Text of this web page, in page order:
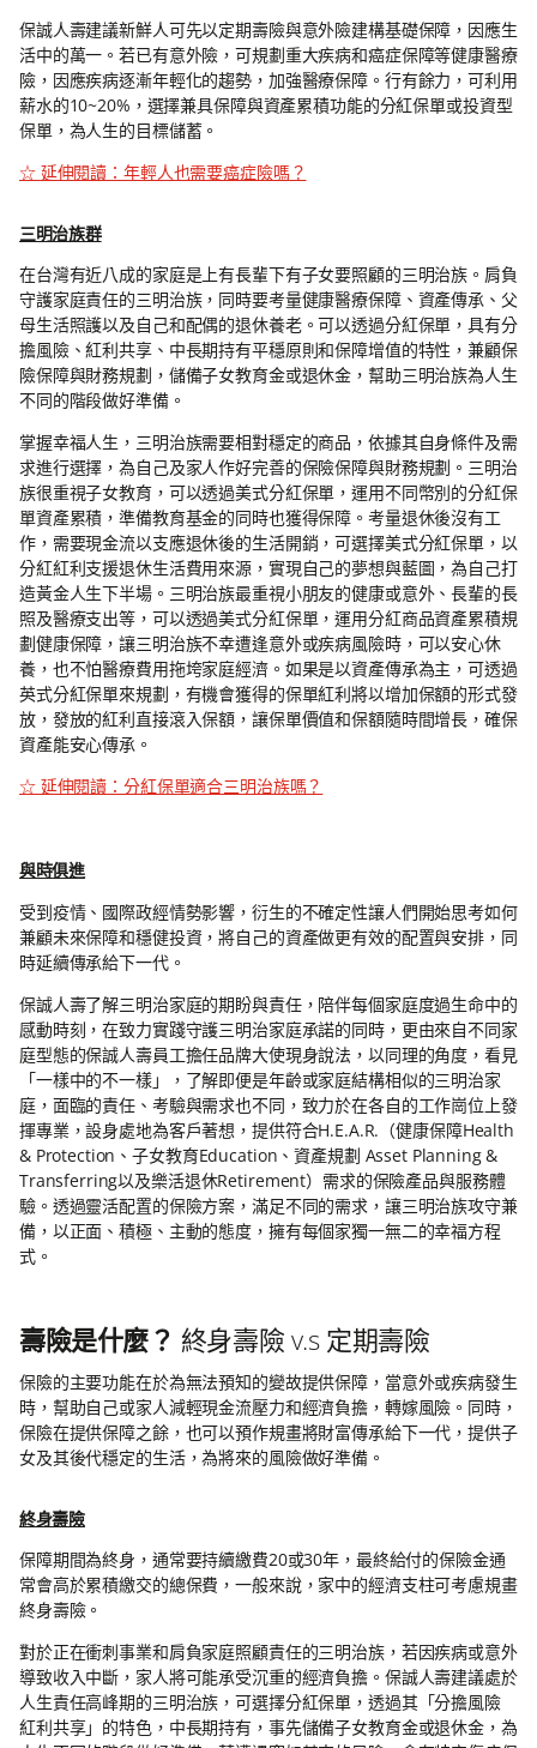
保誠人壽建議新鮮人可先以定期壽險與意外險建構基礎保障，因應生
活中的萬一。若已有意外險，可規劃重大疾病和癌症保障等健康醫療
險，因應疾病逐漸年輕化的趨勢，加強醫療保障。行有餘力，可利用
薪水的10~20%，選擇兼具保障與資產累積功能的分紅保單或投資型
保單，為人生的目標儲蓄。
☆ 延伸閱讀：年輕人也需要癌症險嗎？
三明治族群
在台灣有近八成的家庭是上有長輩下有子女要照顧的三明治族。肩負
守護家庭責任的三明治族，同時要考量健康醫療保障、資產傳承、父
母生活照護以及自己和配偶的退休養老。可以透過分紅保單，具有分
擔風險、紅利共享、中長期持有平穩原則和保障增值的特性，兼顧保
險保障與財務規劃，儲備子女教育金或退休金，幫助三明治族為人生
不同的階段做好準備。
掌握幸福人生，三明治族需要相對穩定的商品，依據其自身條件及需
求進行選擇，為自己及家人作好完善的保險保障與財務規劃。三明治
族很重視子女教育，可以透過美式分紅保單，運用不同幣別的分紅保
單資產累積，準備教育基金的同時也獲得保障。考量退休後沒有工
作，需要現金流以支應退休後的生活開銷，可選擇美式分紅保單，以
分紅紅利支援退休生活費用來源，實現自己的夢想與藍圖，為自己打
造黃金人生下半場。三明治族最重視小朋友的健康或意外、長輩的長
照及醫療支出等，可以透過美式分紅保單，運用分紅商品資產累積規
劃健康保障，讓三明治族不幸遭逢意外或疾病風險時，可以安心休
養，也不怕醫療費用拖垮家庭經濟。如果是以資產傳承為主，可透過
英式分紅保單來規劃，有機會獲得的保單紅利將以增加保額的形式發
放，發放的紅利直接滾入保額，讓保單價值和保額隨時間增長，確保
資產能安心傳承。
☆ 延伸閱讀：分紅保單適合三明治族嗎？
與時俱進
受到疫情、國際政經情勢影響，衍生的不確定性讓人們開始思考如何
兼顧未來保障和穩健投資，將自己的資產做更有效的配置與安排，同
時延續傳承給下一代。
保誠人壽了解三明治家庭的期盼與責任，陪伴每個家庭度過生命中的
感動時刻，在致力實踐守護三明治家庭承諾的同時，更由來自不同家
庭型態的保誠人壽員工擔任品牌大使現身說法，以同理的角度，看見
「一樣中的不一樣」，了解即便是年齡或家庭結構相似的三明治家
庭，面臨的責任、考驗與需求也不同，致力於在各自的工作崗位上發
揮專業，設身處地為客戶著想，提供符合H.E.A.R.（健康保障Health
& Protection、子女教育Education、資產規劃 Asset Planning &
Transferring以及樂活退休Retirement）需求的保險產品與服務體
驗。透過靈活配置的保險方案，滿足不同的需求，讓三明治族攻守兼
備，以正面、積極、主動的態度，擁有每個家獨一無二的幸福方程
式。
壽險是什麼？ 終身壽險 v.s 定期壽險
保險的主要功能在於為無法預知的變故提供保障，當意外或疾病發生
時，幫助自己或家人減輕現金流壓力和經濟負擔，轉嫁風險。同時，
保險在提供保障之餘，也可以預作規畫將財富傳承給下一代，提供子
女及其後代穩定的生活，為將來的風險做好準備。
終身壽險
保障期間為終身，通常要持續繳費20或30年，最終給付的保險金通
常會高於累積繳交的總保費，一般來說，家中的經濟支柱可考慮規畫
終身壽險。
對於正在衝刺事業和肩負家庭照顧責任的三明治族，若因疾病或意外
導致收入中斷，家人將可能承受沉重的經濟負擔。保誠人壽建議處於
人生責任高峰期的三明治族，可選擇分紅保單，透過其「分擔風險
紅利共享」的特色，中長期持有，事先儲備子女教育金或退休金，為